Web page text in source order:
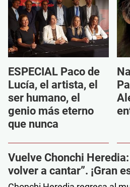
ESPECIAL Paco de
Lucía, el artista, el
ser humano, el
genio más eterno
que nunca
Vuelve Chonchi
volver a cantar”. ¡Gran